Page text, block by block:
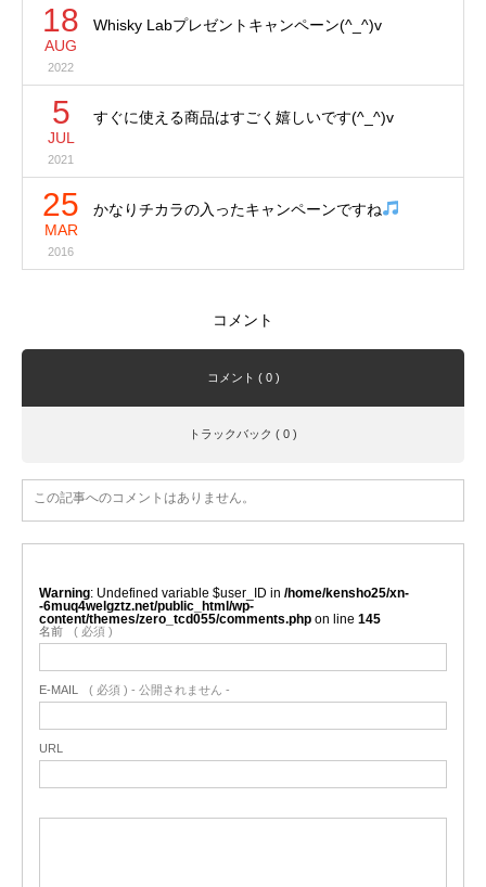
18
AUG
2022
Whisky Labプレゼントキャンペーン(^_^)v
5
JUL
2021
すぐに使える商品はすごく嬉しいです(^_^)v
25
MAR
2016
かなりチカラの入ったキャンペーンですね
コメント
コメント ( 0 )
トラックバック ( 0 )
この記事へのコメントはありません。
Warning : Undefined variable $user_ID in /home/kensho25/xn-
-6muq4welgztz.net/public_html/wp-
content/themes/zero_tcd055/comments.php on line 145
名前 ( 必須 )
E-MAIL ( 必須 ) - 公開されません -
URL